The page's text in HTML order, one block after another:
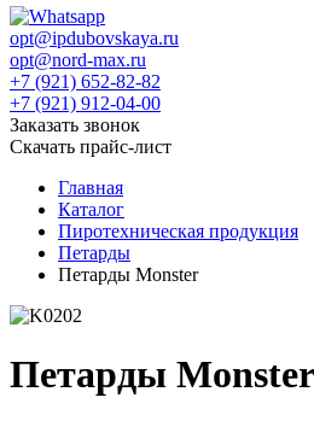
opt@ipdubovskaya.ru
opt@nord-max.ru
+7 (921) 652-82-82
+7 (921) 912-04-00
Заказать звонок
Скачать прайс-лист
Главная
Каталог
Пиротехническая продукция
Петарды
Петарды Monster
Петарды